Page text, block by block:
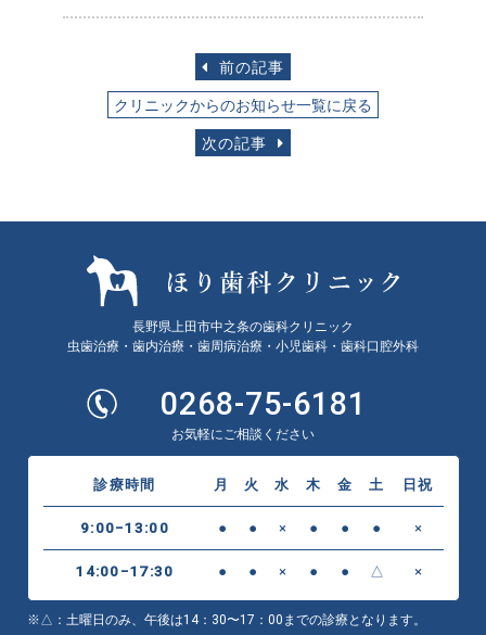
前の記事
クリニックからのお知らせ一覧に戻る
次の記事
長野県上田市中之条の歯科クリニック
虫歯治療・歯内治療・歯周病治療・小児歯科・歯科口腔外科
0268-75-6181
お気軽にご相談ください
診療時間 月 火 水 木 金 土 日祝
9:00−13:00 ● ● × ● ● ● ×
14:00−17:30 ● ● × ● ● △ ×
※△：土曜日のみ、午後は14：30〜17：00までの診療となります。